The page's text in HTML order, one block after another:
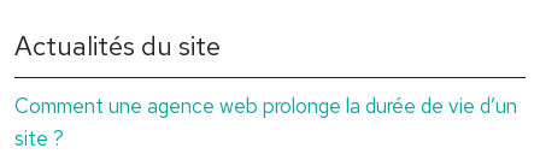
Actualités du site
Comment une agence web prolonge la durée de vie d’un
site ?